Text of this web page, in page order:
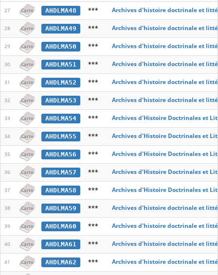
27 Carte AHDLMA48 *** Archives d'histoire doctrinale et
28 Carte AHDLMA49 *** Archives d'histoire doctrinale et
29 Carte AHDLMA50 *** Archives d'histoire doctrinale et
30 Carte AHDLMA51 *** Archives d'histoire doctrinale et
31 Carte AHDLMA52 *** Archives d'histoire doctrinale et
32 Carte AHDLMA53 *** Archives d'histoire doctrinale et
33 Carte AHDLMA54 *** Archives d'Histoire Doctrinales et
34 Carte AHDLMA55 *** Archives d'Histoire Doctrinales et
35 Carte AHDLMA56 *** Archives d'Histoire Doctrinales et
36 Carte AHDLMA57 *** Archives d'Histoire Doctrinales et
37 Carte AHDLMA58 *** Archives d'Histoire Doctrinales et
38 Carte AHDLMA59 *** Archives d'histoire doctrinale et
39 Carte AHDLMA60 *** Archives d'histoire doctrinale et
40 Carte AHDLMA61 *** Archives d'histoire doctrinale et
41 Carte AHDLMA62 *** Archives d'histoire doctrinale et